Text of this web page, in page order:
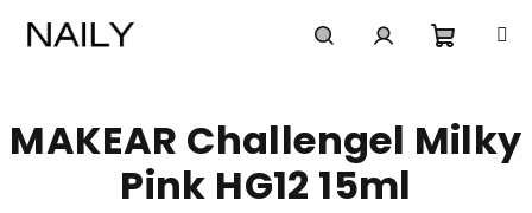
košík
MAKEAR Challengel Milky
Pink HG12 15ml